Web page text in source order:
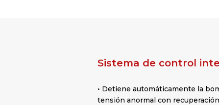
Sistema de control
• Detiene automáticamente la
tensión anormal con